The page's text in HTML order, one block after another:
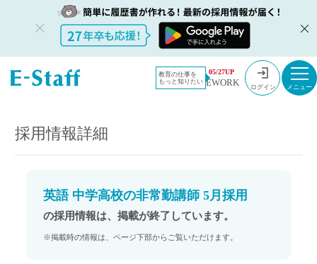
教育の仕事を
もっと知りたい
05/27UP
EWORK ログイン
教員採用情
報のイー・
採用情報
英語 中学高校の非常勤講師 5月採用
採用情報詳細
英語 中学高校の非常勤講師 5月採用
の採用情報は、掲載が終了しています。
※掲載時の情報は、ページ下部からご覧いただけます。